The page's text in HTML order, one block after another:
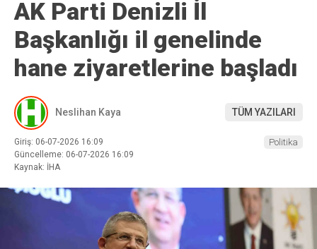
AK Parti Denizli İl
Başkanlığı il genelinde
hane ziyaretlerine başladı
Neslihan Kaya TÜM YAZILARI
Giriş: 06-07-2026 16:09
Güncelleme: 06-07-2026 16:09
Kaynak: İHA
Politika